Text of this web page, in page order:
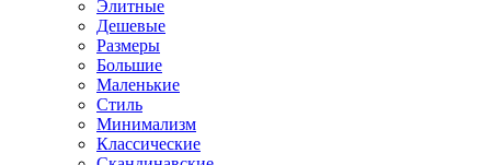
Элитные
Дешевые
Размеры
Большие
Маленькие
Стиль
Минимализм
Классические